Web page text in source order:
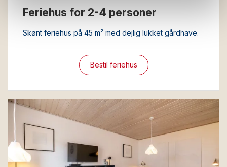
Feriehus for 2-4 personer
Skønt feriehus på 45 m² med dejlig lukket gårdhave.
Bestil feriehus